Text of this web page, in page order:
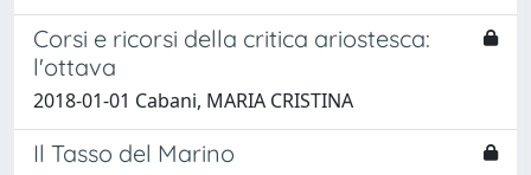
Corsi e ricorsi della critica ariostesca:
l'ottava
2018-01-01 Cabani, MARIA CRISTINA
Il Tasso del Marino